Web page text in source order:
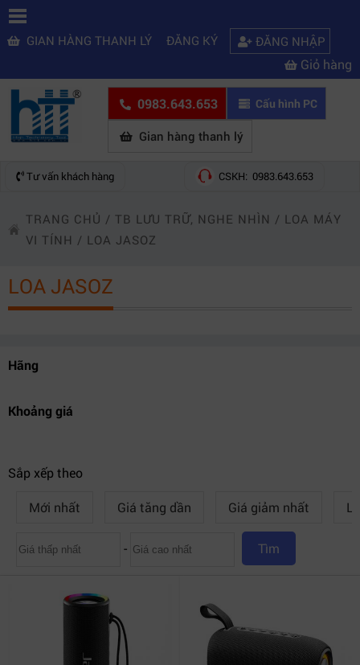
GIAN HÀNG THANH LÝ ĐĂNG KÝ ĐĂNG NHẬP
Giỏ hàng
0983.643.653 Cấu hình PC
Gian hàng thanh lý
Tư vấn khách hàng CSKH: 0983.643.653
TRANG CHỦ / TB LƯU TRỮ, NGHE NHÌN / LOA MÁY
VI TÍNH / LOA JASOZ
LOA JASOZ
Hãng
Khoảng giá
Sắp xếp theo
Mới nhất Giá tăng dần Giá giảm nhất
- Tìm